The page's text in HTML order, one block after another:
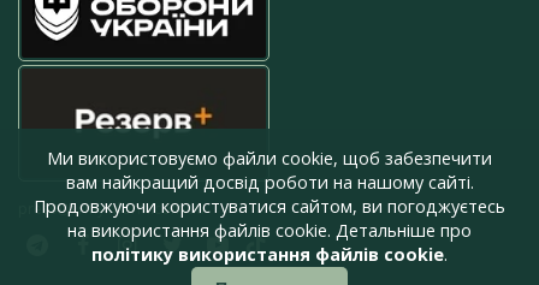
press@armyinform.com.ua
Ми використовуємо файли cookie, щоб забезпечити
вам найкращий досвід роботи на нашому сайті.
Продовжуючи користуватися сайтом, ви погоджуєтесь
на використання файлів cookie. Детальніше про
політику використання файлів cookie.